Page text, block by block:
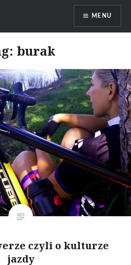
MENU
burak
czyli o kulturze
jazdy